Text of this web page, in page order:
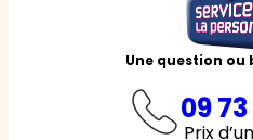
Une question ou
09
Prix